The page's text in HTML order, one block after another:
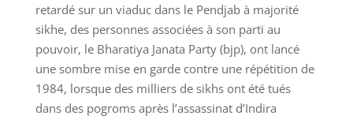
retardé sur un viaduc dans le Pendjab à majorité
sikhe, des personnes associées à son parti au
pouvoir, le Bharatiya Janata Party (bjp), ont lancé
une sombre mise en garde contre une répétition de
1984, lorsque des milliers de sikhs ont été tués
dans des pogroms après l’assassinat d’Indira